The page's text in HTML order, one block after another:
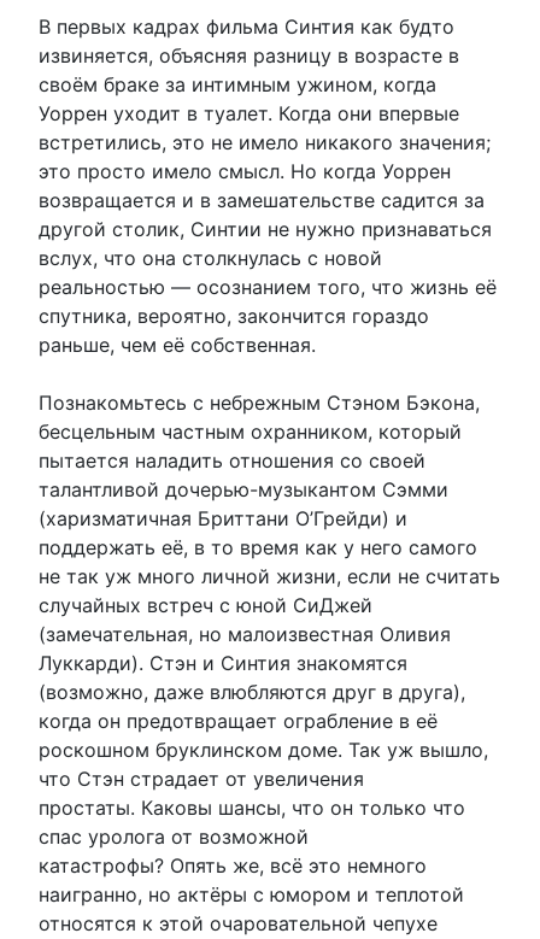
В первых кадрах фильма Синтия как будто
извиняется, объясняя разницу в возрасте в
своём браке за интимным ужином, когда
Уоррен уходит в туалет. Когда они впервые
встретились, это не имело никакого значения;
это просто имело смысл. Но когда Уоррен
возвращается и в замешательстве садится за
другой столик, Синтии не нужно признаваться
вслух, что она столкнулась с новой
реальностью — осознанием того, что жизнь её
спутника, вероятно, закончится гораздо
раньше, чем её собственная.
Познакомьтесь с небрежным Стэном Бэкона,
бесцельным частным охранником, который
пытается наладить отношения со своей
талантливой дочерью-музыкантом Сэмми
(харизматичная Бриттани О’Грейди) и
поддержать её, в то время как у него самого
не так уж много личной жизни, если не считать
случайных встреч с юной СиДжей
(замечательная, но малоизвестная Оливия
Луккарди). Стэн и Синтия знакомятся
(возможно, даже влюбляются друг в друга),
когда он предотвращает ограбление в её
роскошном бруклинском доме. Так уж вышло,
что Стэн страдает от увеличения
простаты. Каковы шансы, что он только что
спас уролога от возможной
катастрофы? Опять же, всё это немного
наигранно, но актёры с юмором и теплотой
относятся к этой очаровательной чепухе